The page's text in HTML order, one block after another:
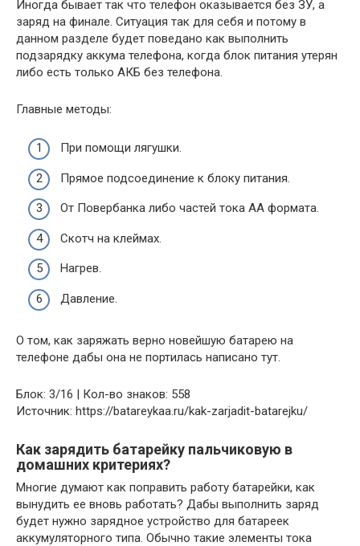
Иногда бывает так что телефон оказывается без ЗУ, а
заряд на финале. Ситуация так для себя и потому в
данном разделе будет поведано как выполнить
подзарядку аккума телефона, когда блок питания утерян
либо есть только АКБ без телефона.
Главные методы:
При помощи лягушки.
Прямое подсоединение к блоку питания.
От Повербанка либо частей тока АА формата.
Скотч на клеймах.
Нагрев.
Давление.
О том, как заряжать верно новейшую батарею на
телефоне дабы она не портилась написано тут.
Блок: 3/16 | Кол-во знаков: 558
Источник: https://batareykaa.ru/kak-zarjadit-batarejku/
Как зарядить батарейку пальчиковую в
домашних критериях?
Многие думают как поправить работу батарейки, как
вынудить ее вновь работать? Дабы выполнить заряд
будет нужно зарядное устройство для батареек
аккумуляторного типа. Обычно такие элементы тока